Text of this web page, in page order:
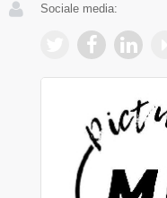
Sociale media: